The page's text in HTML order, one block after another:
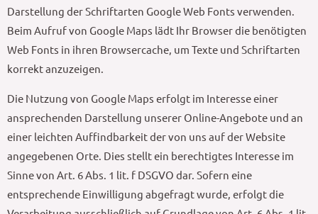
Darstellung der Schriftarten Google Web Fonts verwenden.
Beim Aufruf von Google Maps lädt Ihr Browser die benötigten
Web Fonts in ihren Browsercache, um Texte und Schriftarten
korrekt anzuzeigen.
Die Nutzung von Google Maps erfolgt im Interesse einer
ansprechenden Darstellung unserer Online-Angebote und an
einer leichten Auffindbarkeit der von uns auf der Website
angegebenen Orte. Dies stellt ein berechtigtes Interesse im
Sinne von Art. 6 Abs. 1 lit. f DSGVO dar. Sofern eine
entsprechende Einwilligung abgefragt wurde, erfolgt die